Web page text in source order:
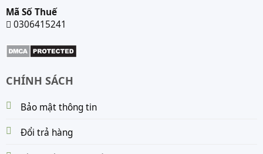
Mã Số Thuế
0306415241
CHÍNH SÁCH
Bảo mật thông tin
Đổi trả hàng